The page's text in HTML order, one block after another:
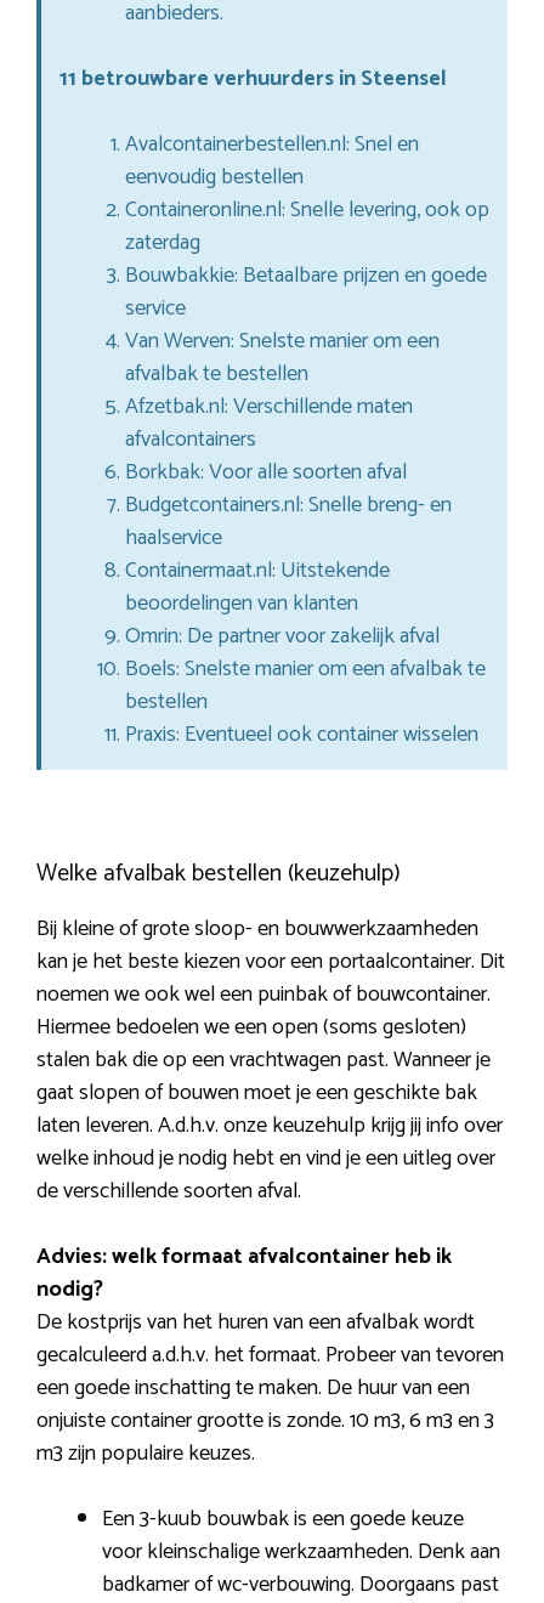
aanbieders.
11 betrouwbare verhuurders in Steensel
Avalcontainerbestellen.nl: Snel en
eenvoudig bestellen
Containeronline.nl: Snelle levering, ook op
zaterdag
Bouwbakkie: Betaalbare prijzen en goede
service
Van Werven: Snelste manier om een
afvalbak te bestellen
Afzetbak.nl: Verschillende maten
afvalcontainers
Borkbak: Voor alle soorten afval
Budgetcontainers.nl: Snelle breng- en
haalservice
Containermaat.nl: Uitstekende
beoordelingen van klanten
Omrin: De partner voor zakelijk afval
Boels: Snelste manier om een afvalbak te
bestellen
Praxis: Eventueel ook container wisselen
Welke afvalbak bestellen (keuzehulp)
Bij kleine of grote sloop- en bouwwerkzaamheden
kan je het beste kiezen voor een portaalcontainer. Dit
noemen we ook wel een puinbak of bouwcontainer.
Hiermee bedoelen we een open (soms gesloten)
stalen bak die op een vrachtwagen past. Wanneer je
gaat slopen of bouwen moet je een geschikte bak
laten leveren. A.d.h.v. onze keuzehulp krijg jij info over
welke inhoud je nodig hebt en vind je een uitleg over
de verschillende soorten afval.
Advies: welk formaat afvalcontainer heb ik
nodig?
De kostprijs van het huren van een afvalbak wordt
gecalculeerd a.d.h.v. het formaat. Probeer van tevoren
een goede inschatting te maken. De huur van een
onjuiste container grootte is zonde. 10 m3, 6 m3 en 3
m3 zijn populaire keuzes.
Een 3-kuub bouwbak is een goede keuze
voor kleinschalige werkzaamheden. Denk aan
badkamer of wc-verbouwing. Doorgaans past